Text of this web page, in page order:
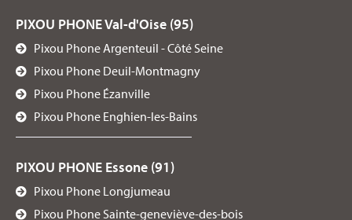
PIXOU PHONE Val-d'Oise (95)
Pixou Phone Argenteuil - Côté Seine
Pixou Phone Deuil-Montmagny
Pixou Phone Ézanville
Pixou Phone Enghien-les-Bains
PIXOU PHONE Essone (91)
Pixou Phone Longjumeau
Pixou Phone Sainte-geneviève-des-bois